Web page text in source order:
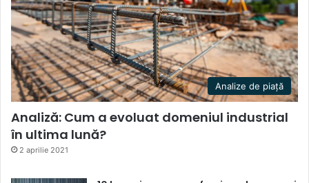
Analize de piață
Analiză: Cum a evoluat domeniul industrial
în ultima lună?
2 aprilie 2021